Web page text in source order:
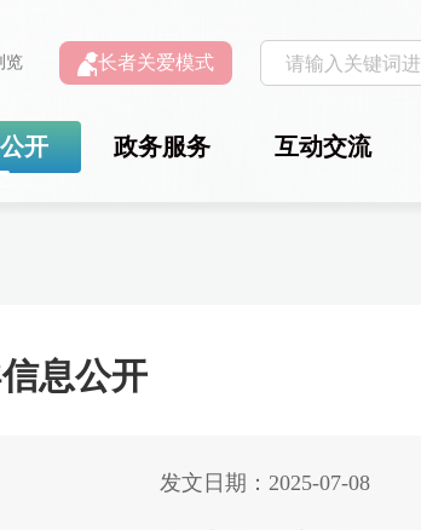
览 长者关爱模式
开 政务服务 互动交流
息公开
发文日期：2025-07-08